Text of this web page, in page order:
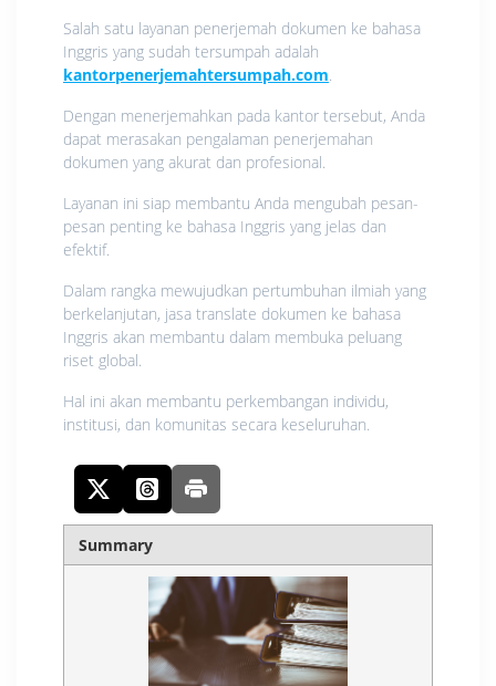
Salah satu layanan penerjemah dokumen ke bahasa
Inggris yang sudah tersumpah adalah
kantorpenerjemahtersumpah.com.
Dengan menerjemahkan pada kantor tersebut, Anda
dapat merasakan pengalaman penerjemahan
dokumen yang akurat dan profesional.
Layanan ini siap membantu Anda mengubah pesan-
pesan penting ke bahasa Inggris yang jelas dan
efektif.
Dalam rangka mewujudkan pertumbuhan ilmiah yang
berkelanjutan, jasa translate dokumen ke bahasa
Inggris akan membantu dalam membuka peluang
riset global.
Hal ini akan membantu perkembangan individu,
institusi, dan komunitas secara keseluruhan.
Summary